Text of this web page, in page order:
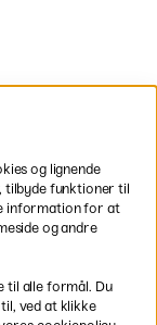
gælder for
og lignende
tilbyde funktioner til
information for at
og andre
til alle formål. Du
ved at klikke